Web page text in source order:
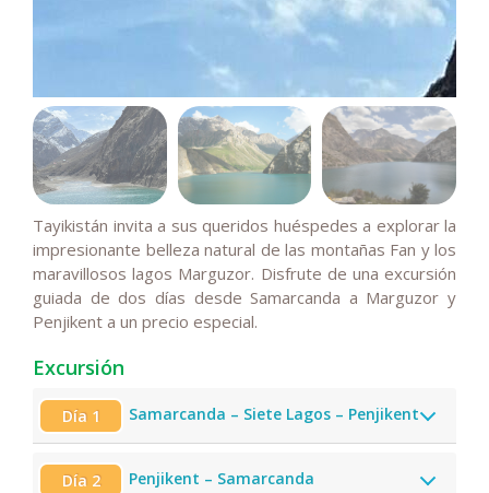
Tayikistán invita a sus queridos huéspedes a explorar la
impresionante belleza natural de las montañas Fan y los
maravillosos lagos Marguzor. Disfrute de una excursión
guiada de dos días desde Samarcanda a Marguzor y
Penjikent a un precio especial.
Excursión
Día 1 Samarcanda – Siete Lagos – Penjikent
Día 2 Penjikent – ​​Samarcanda